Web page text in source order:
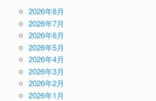
2026年8月
2026年7月
2026年6月
2026年5月
2026年4月
2026年3月
2026年2月
2026年1月